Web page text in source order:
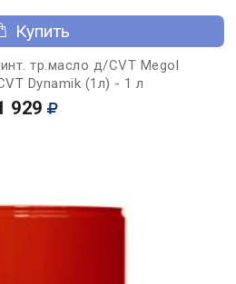
Купить
тр.масло д/CVT Megol
Dynamik (1л) - 1 л
929